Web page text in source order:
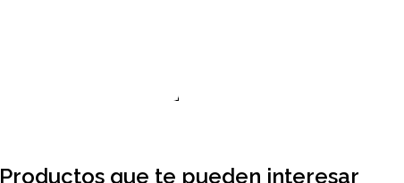
Productos que te pueden interesar